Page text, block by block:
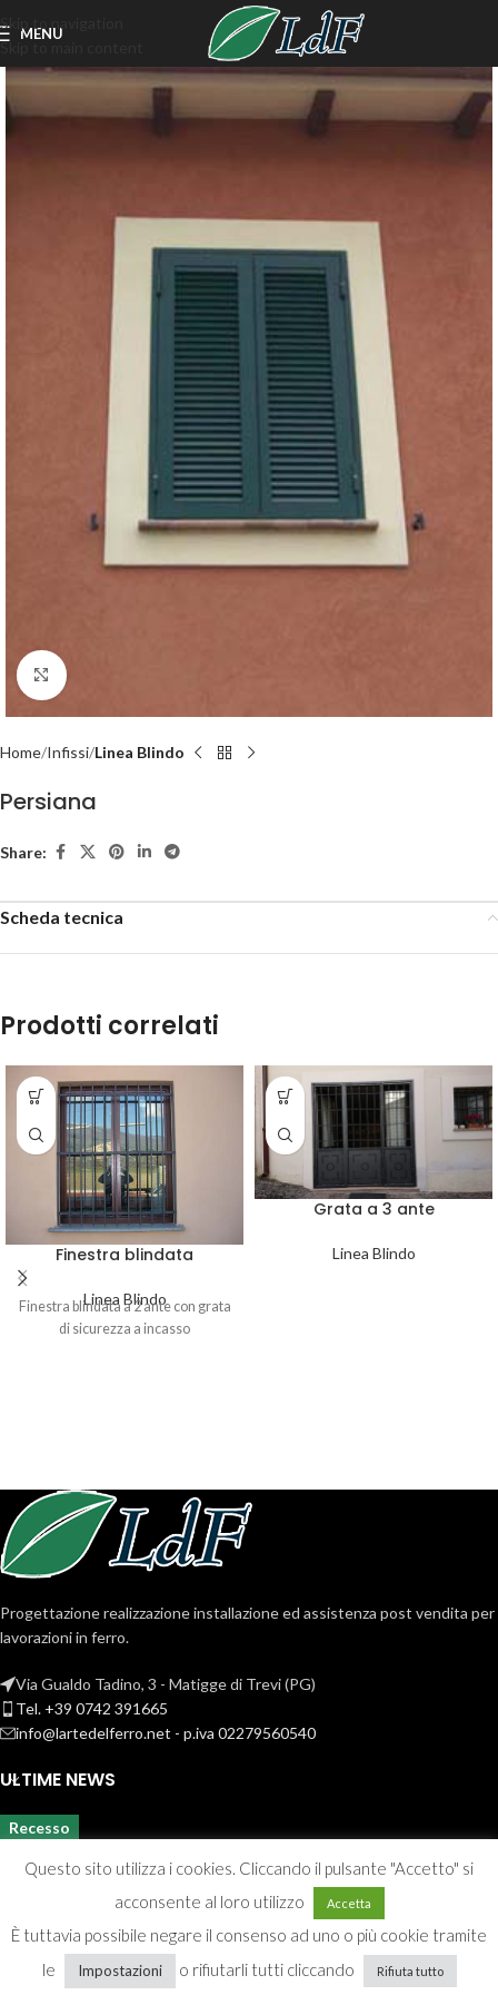
Skip to navigation
Skip to main content
MENU
Click to enlarge
Home Infissi Linea Blindo
Persiana
Share:
Scheda tecnica
Prodotti correlati
Finestra blindata
Linea Blindo
Finestra blindata a 2 ante con grata
di sicurezza a incasso
Grata a 3 ante
Linea Blindo
Progettazione realizzazione installazione ed assistenza post vendita per
lavorazioni in ferro.
Via Gualdo Tadino, 3 - Matigge di Trevi (PG)
Tel. +39 0742 391665
info@lartedelferro.net - p.iva 02279560540
ULTIME NEWS
Recesso
Privacy & Cookie policy
Questo sito utilizza i cookies. Cliccando il pulsante "Accetto" si
acconsente al loro utilizzo
Accetta
È tuttavia possibile negare il consenso ad uno o più cookie tramite
le
Impostazioni o rifiutarli tutti cliccando Rifiuta tutto